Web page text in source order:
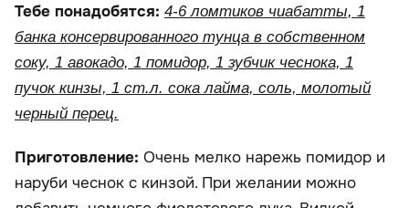
Тебе понадобятся: 4-6 ломтиков чиабатты, 1
банка консервированного тунца в собственном
соку, 1 авокадо, 1 помидор, 1 зубчик чеснока, 1
пучок кинзы, 1 ст.л. сока лайма, соль, молотый
черный перец.
Приготовление: Очень мелко нарежь помидор и
наруби чеснок с кинзой. При желании можно